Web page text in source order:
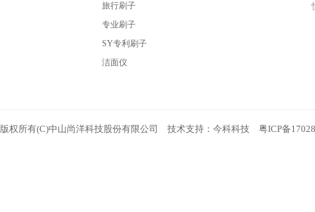
旅行刷子
专业刷子
SY专利刷子
洁面仪
版权所有(C)中山尚洋科技股份有限公司 技术支持： 今科科技 粤ICP备